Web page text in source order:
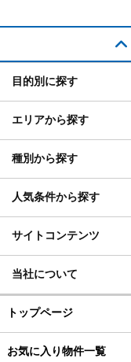
目的別に探す
エリアから探す
種別から探す
人気条件から探す
サイトコンテンツ
当社について
トップページ
お気に入り物件一覧